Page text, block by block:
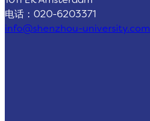
电话：020-6203371
info@shenzhou-university.com